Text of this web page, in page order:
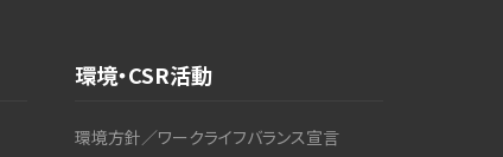
環境・CSR活動
環境方針／ワークライフバランス宣言